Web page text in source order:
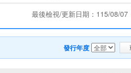
最後檢視/更新日期：115/08/07
發行年度